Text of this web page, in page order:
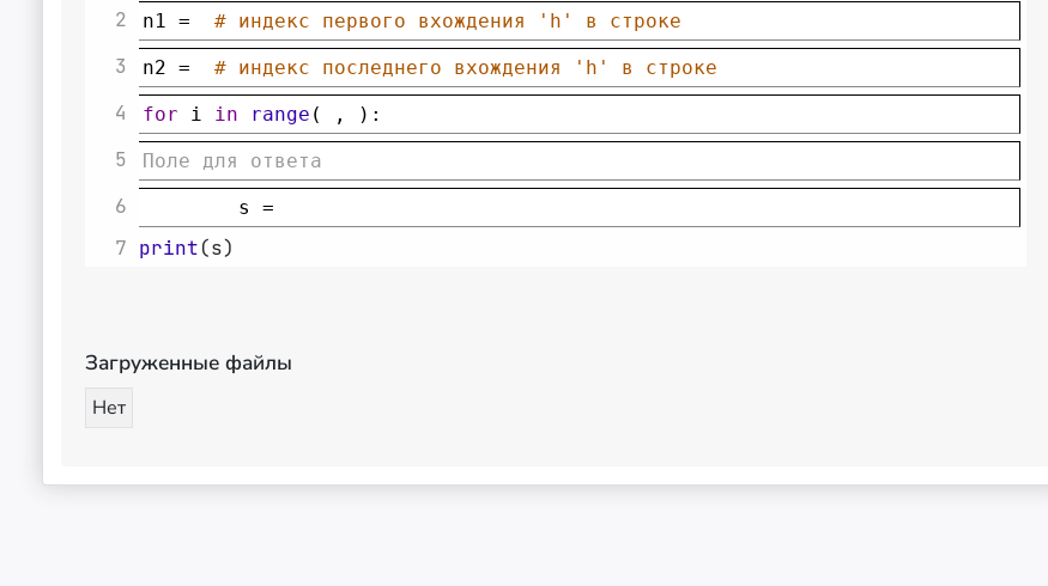
2
n1 = # индекс первого вхождения 'h' в строке
3 n2 = # индекс последнего вхождения 'h' в строке
4 for i in range ( , ):
5 Поле для ответа
6 s =
7 print(s)
Загруженные файлы
Нет